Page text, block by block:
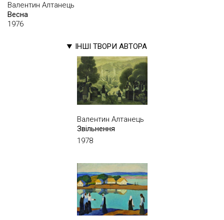
Валентин Алтанець
Весна
1976
ІНШІ ТВОРИ АВТОРА
Валентин Алтанець
Звільнення
1978